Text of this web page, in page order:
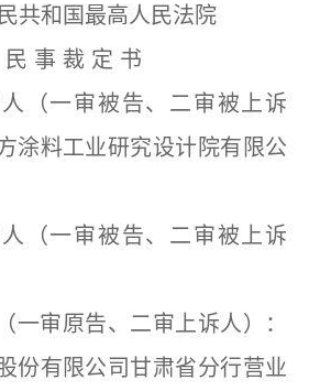
共和国最高人民法院
民 事 裁 定 书
一审被告、二审被上诉
涂料工业研究设计院有限公
一审被告、二审被上诉
审原告、二审上诉人）：
份有限公司甘肃省分行营业